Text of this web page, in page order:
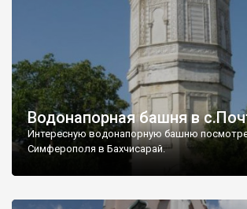
Водонапорная башня в
Интересную водонапорную башню
Симферополя в Бахчисарай.